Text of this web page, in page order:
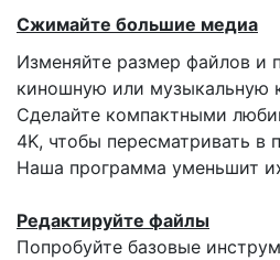
Сжимайте большие медиа
Изменяйте размер файлов и
киношную или музыкальную
Сделайте компактными
4K, чтобы пересматривать в
Наша программа уменьшит
Редактируйте файлы
Попробуйте базовые